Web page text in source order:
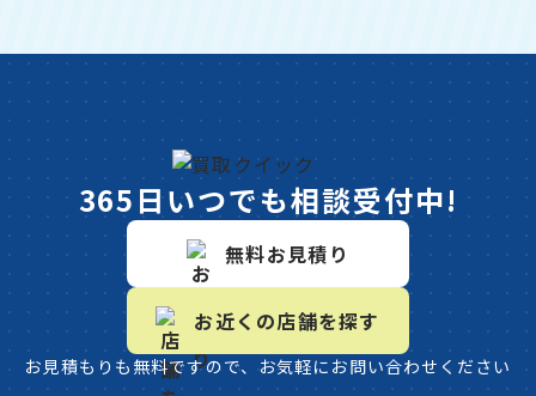
365日いつでも相談受付中!
無料お見積り
お近くの店舗を探す
お見積もりも無料ですので、お気軽にお問い合わせください